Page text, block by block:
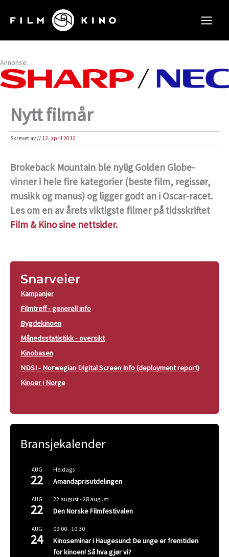
rett
innholdet
Annonse
Nytt filmår
Skrevet av// 12. april 2012
Brokeback Mountain ble nylig Golden Globe-
vinner i hele fire kategorier (beste film, regissør,
musikk og manus) og ligger godt an i Oscar-racet.
Les om en av årets viktigste filmer på tidsskriftet
Film & Kino sine nettsider.
Snarveier
Kampanjer
Filmtreff - generell info
Bygdekinoen
Månedsstatistikk - oversikt
Kinobasen
NDSI - Norwegian Digital Screen Info (deployment report)
Kinoer i Norge
Bransjekalender
AUG
22
Heldags
Amandaprisutdelingen
AUG
22
22 august-28 august
Den Norske Filmfestivalen
AUG
24
09:00- 10:30
Kinoseminar i Haugesund: De unge er fremtiden
for kinoen! Så hva gjør vi?